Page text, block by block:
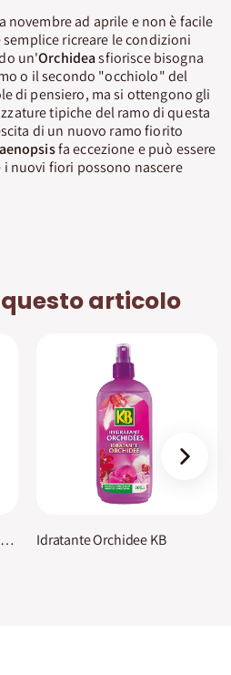
novembre ad aprile e non è facile
ricreare le condizioni
un'Orchideasfiorisce bisogna
o il secondo "occhiolo" del
di pensiero, ma si ottengono gli
tipiche del ramo di questa
di un nuovo ramo fiorito
fa eccezione e può essere
nuovi fiori possono nascere
articolo
Integratore Orchidee in Gocce KB Idratante Orchidee KB
›